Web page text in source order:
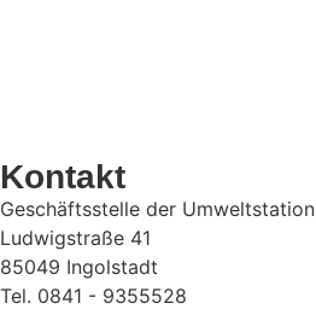
Kontakt
Geschäftsstelle der Umweltstation
Ludwigstraße 41
85049 Ingolstadt
Tel. 0841 - 9355528